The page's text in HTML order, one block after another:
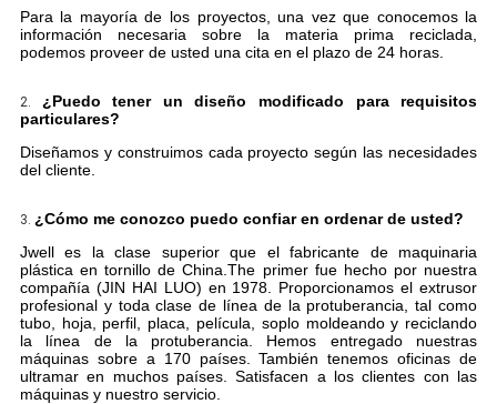
Para la mayoría de los proyectos, una vez que conocemos la
información necesaria sobre la materia prima reciclada,
podemos proveer de usted una cita en el plazo de 24 horas.
2.
¿Puedo tener un diseño modificado para requisitos
particulares?
Diseñamos y construimos cada proyecto según las necesidades
del cliente.
3. ¿Cómo me conozco puedo confiar en ordenar de usted?
Jwell es la clase superior que el fabricante de maquinaria
plástica en tornillo de China.The primer fue hecho por nuestra
compañía (JIN HAI LUO) en 1978. Proporcionamos el extrusor
profesional y toda clase de línea de la protuberancia, tal como
tubo, hoja, perfil, placa, película, soplo moldeando y reciclando
la línea de la protuberancia. Hemos entregado nuestras
máquinas sobre a 170 países. También tenemos oficinas de
ultramar en muchos países. Satisfacen a los clientes con las
máquinas y nuestro servicio.